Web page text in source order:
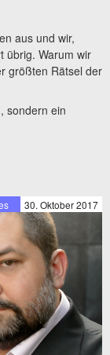
aus und wir,
übrig. Warum wir
größten Rätsel der
sondern ein
30. Oktober 2017